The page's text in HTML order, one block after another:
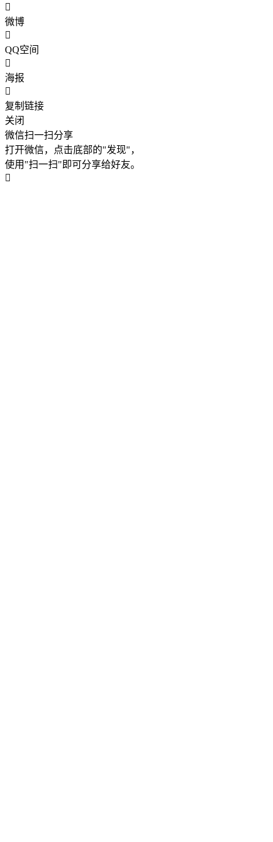
微博
QQ空间
海报
复制链接
关闭
微信扫一扫分享
打开微信，点击底部的"发现"，
使用"扫一扫"即可分享给好友。